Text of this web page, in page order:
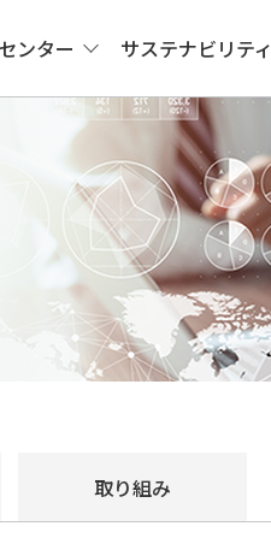
ンター サステナビリティ
取り組み